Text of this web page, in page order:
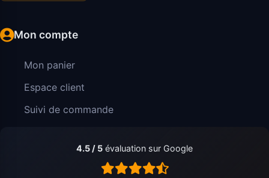
Mon compte
Mon panier
Espace client
Suivi de commande
4.5 / 5 évaluation sur Google